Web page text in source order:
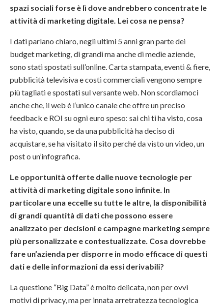
spazi sociali forse è lì dove andrebbero concentrate le
attività di marketing digitale. Lei cosa ne pensa?
I dati parlano chiaro, negli ultimi 5 anni gran parte dei
budget marketing, di grandi ma anche di medie aziende,
sono stati spostati sull’online. Carta stampata, eventi & fiere,
pubblicità televisiva e costi commerciali vengono sempre
più tagliati e spostati sul versante web. Non scordiamoci
anche che, il web è l’unico canale che offre un preciso
feedback e ROI su ogni euro speso: sai chi ti ha visto, cosa
ha visto, quando, se da una pubblicità ha deciso di
acquistare, se ha visitato il sito perché da visto un video, un
post o un’infografica.
Le opportunità offerte dalle nuove tecnologie per
attività di marketing digitale sono infinite. In
particolare una eccelle su tutte le altre, la disponibilità
di grandi quantità di dati che possono essere
analizzato per decisioni e campagne marketing sempre
più personalizzate e contestualizzate. Cosa dovrebbe
fare un’azienda per disporre in modo efficace di questi
dati e delle informazioni da essi derivabili?
La questione “Big Data” è molto delicata, non per ovvi
motivi di privacy, ma per innata arretratezza tecnologica